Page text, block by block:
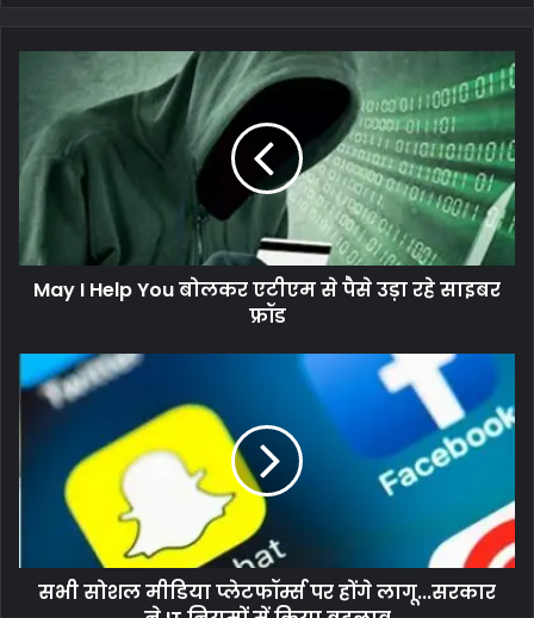
May I Help You बोलकर एटीएम से पैसे उड़ा रहे साइबर
फ्रॉड
सभी सोशल मीडिया प्लेटफॉर्म्स पर होंगे लागू...सरकार